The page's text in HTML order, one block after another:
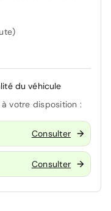
du véhicule
votre disposition :
Consulter
Consulter